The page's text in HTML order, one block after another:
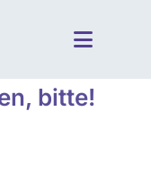
bitte!